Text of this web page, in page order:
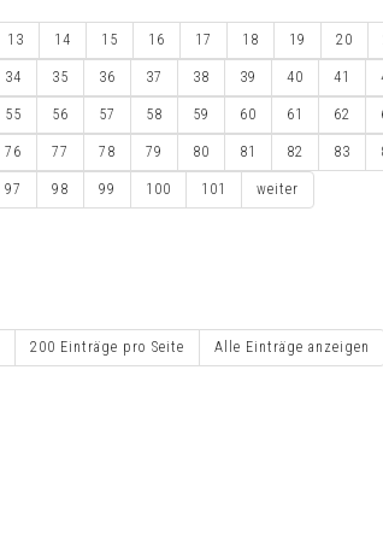
13 14 15 16 17 18 19 20
34 35 36 37 38 39 40 41
55 56 57 58 59 60 61 62
76 77 78 79 80 81 82 83
97 98 99 100 101 weiter
200 Einträge pro Seite Alle Einträge anzeigen